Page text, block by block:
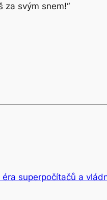
za svým snem!“
éra superpočítačů a